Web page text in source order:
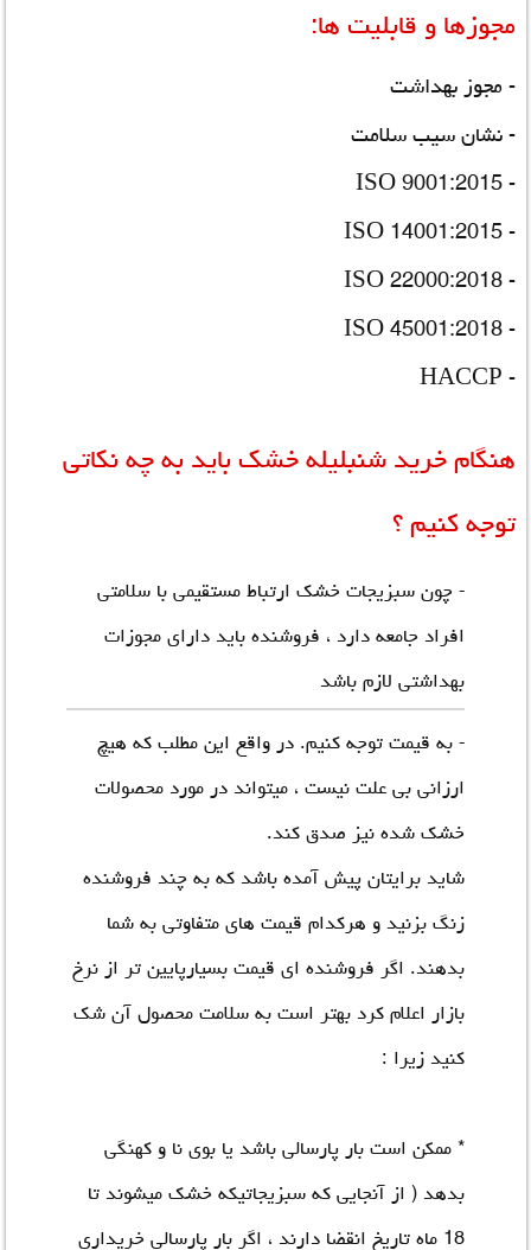
مجوزها و قابلیت ها:
- مجوز بهداشت
- نشان سیب سلامت
- ISO 9001:2015
- ISO 14001:2015
- ISO 22000:2018
- ISO 45001:2018
- HACCP
هنگام خرید شنبلیله خشک باید به چه نکاتی
توجه کنیم ؟
- چون سبزیجات خشک ارتباط مستقیمی با سلامتی
افراد جامعه دارد ، فروشنده باید دارای مجوزات
بهداشتی لازم باشد
- به قیمت توجه کنیم. در واقع این مطلب که هیچ
ارزانی بی علت نیست ، میتواند در مورد محصولات
خشک شده نیز صدق کند.
شاید برایتان پیش آمده باشد که به چند فروشنده
زنگ بزنید و هرکدام قیمت های متفاوتی به شما
بدهند. اگر فروشنده ای قیمت بسیارپایین تر از نرخ
بازار اعلام کرد بهتر است به سلامت محصول آن شک
کنید زیرا :
* ممکن است بار پارسالی باشد یا بوی نا و کهنگی
بدهد ( از آنجایی که سبزیجاتیکه خشک میشوند تا
18 ماه تاریخ انقضا دارند ، اگر بار پارسالی خریداری